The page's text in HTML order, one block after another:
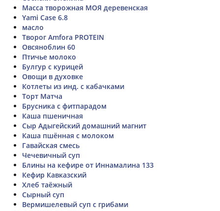
Масса творожная МОЯ деревенская
Yami Case 6.8
масло
Творог Amfora PROTEIN
Овсяноблин 60
Птичье молоко
Булгур с курицей
Овощи в духовке
Котлеты из инд. с кабачками
Торт Матча
Брусника с фитпарадом
Каша пшеничная
Сыр Адыгейский домашний магнит
Каша пшённая с молоком
Гавайская смесь
Чечевичный суп
Блины на кефире от Иннамалина 133
Кефир Кавказский
Хлеб таёжный
Сырный суп
Вермишелевый суп с грибами